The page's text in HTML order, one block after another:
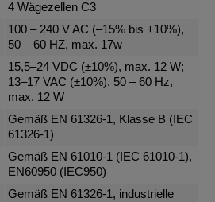
4 Wägezellen C3
100 – 240 V AC (–15% bis +10%),
50 – 60 HZ, max. 17w
15,5–24 VDC (±10%), max. 12 W;
13–17 VAC (±10%), 50 – 60 Hz,
max. 12 W
Gemäß EN 61326-1, Klasse B (IEC
61326-1)
Gemäß EN 61010-1 (IEC 61010-1),
EN60950 (IEC950)
Gemäß EN 61326-1, industrielle